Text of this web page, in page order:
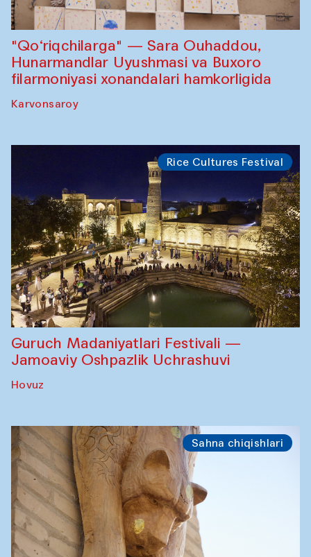
"Qo‘riqchilarga" — Sara Ouhaddou,
Hunarmandlar Uyushmasi va Buxoro
filarmoniyasi xonandalari hamkorligida
Karvonsaroy
Rice Cultures Festival
Guruch Madaniyatlari Festivali —
Jamoaviy Oshpazlik Uchrashuvi
Hovuz
Sahna chiqishlari